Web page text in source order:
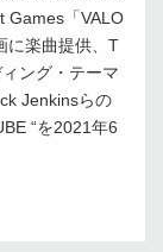
Games「VALO
に楽曲提供、T
ング・テーマ
Jenkinsらの
“を2021年6